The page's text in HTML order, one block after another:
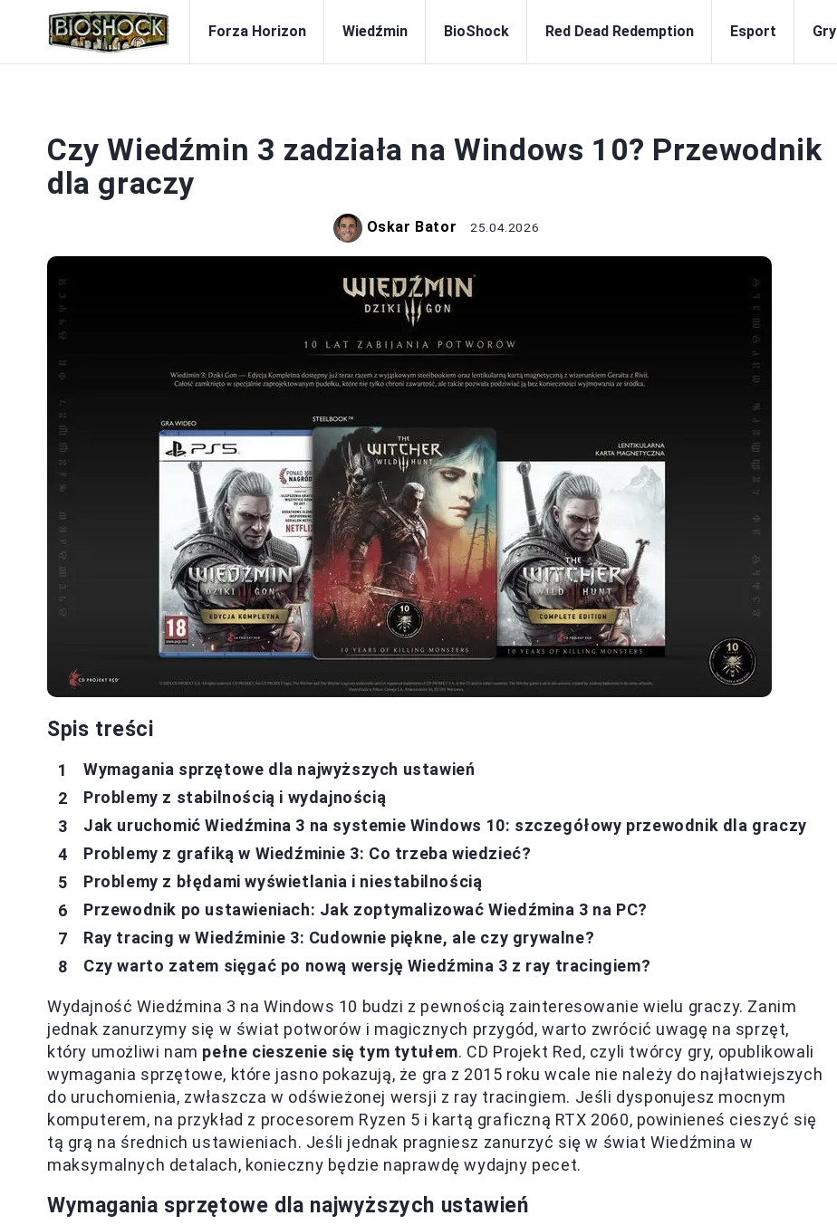
Forza Horizon Wiedźmin BioShock Red Dead Redemption Esport Gry
Czy Wiedźmin 3 zadziała na Windows 10? Przewodnik
dla graczy
Oskar Bator 25.04.2026
Spis treści
Wymagania sprzętowe dla najwyższych ustawień
Problemy z stabilnością i wydajnością
Jak uruchomić Wiedźmina 3 na systemie Windows 10: szczegółowy przewodnik dla graczy
Problemy z grafiką w Wiedźminie 3: Co trzeba wiedzieć?
Problemy z błędami wyświetlania i niestabilnością
Przewodnik po ustawieniach: Jak zoptymalizować Wiedźmina 3 na PC?
Ray tracing w Wiedźminie 3: Cudownie piękne, ale czy grywalne?
Czy warto zatem sięgać po nową wersję Wiedźmina 3 z ray tracingiem?
Wydajność Wiedźmina 3 na Windows 10 budzi z pewnością zainteresowanie wielu graczy. Zanim
jednak zanurzymy się w świat potworów i magicznych przygód, warto zwrócić uwagę na sprzęt,
który umożliwi nam pełne cieszenie się tym tytułem. CD Projekt Red, czyli twórcy gry, opublikowali
wymagania sprzętowe, które jasno pokazują, że gra z 2015 roku wcale nie należy do najłatwiejszych
do uruchomienia, zwłaszcza w odświeżonej wersji z ray tracingiem. Jeśli dysponujesz mocnym
komputerem, na przykład z procesorem Ryzen 5 i kartą graficzną RTX 2060, powinieneś cieszyć się
tą grą na średnich ustawieniach. Jeśli jednak pragniesz zanurzyć się w świat Wiedźmina w
maksymalnych detalach, konieczny będzie naprawdę wydajny pecet.
Wymagania sprzętowe dla najwyższych ustawień